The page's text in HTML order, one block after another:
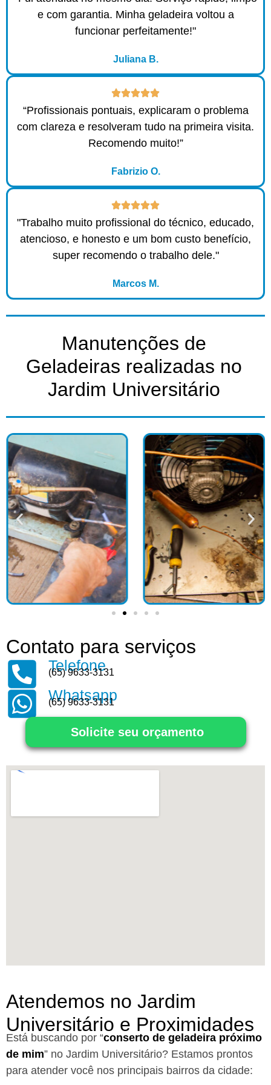
e com garantia. Minha geladeira voltou a
funcionar perfeitamente!"
Juliana B.
“Profissionais pontuais, explicaram o problema
com clareza e resolveram tudo na primeira visita.
Recomendo muito!”
Fabrizio O.
"Trabalho muito profissional do técnico, educado,
atencioso, e honesto e um bom custo benefício,
super recomendo o trabalho dele."
Marcos M.
Manutenções de
Geladeiras realizadas no
Jardim Universitário​
Contato para serviços
Telefone
(65) 9633-3131
Whatsapp
(65) 9633-3131
Solicite seu orçamento
Atendemos no Jardim
Universitário e Proximidades
Está buscando por “conserto de geladeira próximo
de mim” no Jardim Universitário? Estamos prontos
para atender você nos principais bairros da cidade: